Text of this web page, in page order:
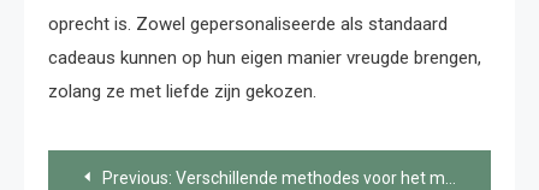
oprecht is. Zowel gepersonaliseerde als standaard
cadeaus kunnen op hun eigen manier vreugde brengen,
zolang ze met liefde zijn gekozen.
Bericht
Previous: Verschillende methodes voor het maken van Leberkäse